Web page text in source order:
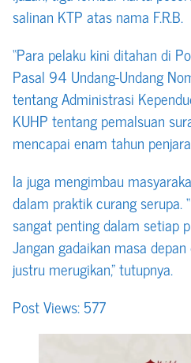
salinan KTP atas nama F.R.B.
“Para pelaku kini ditahan di
Pasal 94 Undang-Undang
tentang Administrasi
KUHP tentang pemalsuan
mencapai enam tahun
Ia juga mengimbau
dalam praktik curang serupa.
sangat penting dalam setiap
Jangan gadaikan masa
justru merugikan,” tutupnya.
Post Views:577